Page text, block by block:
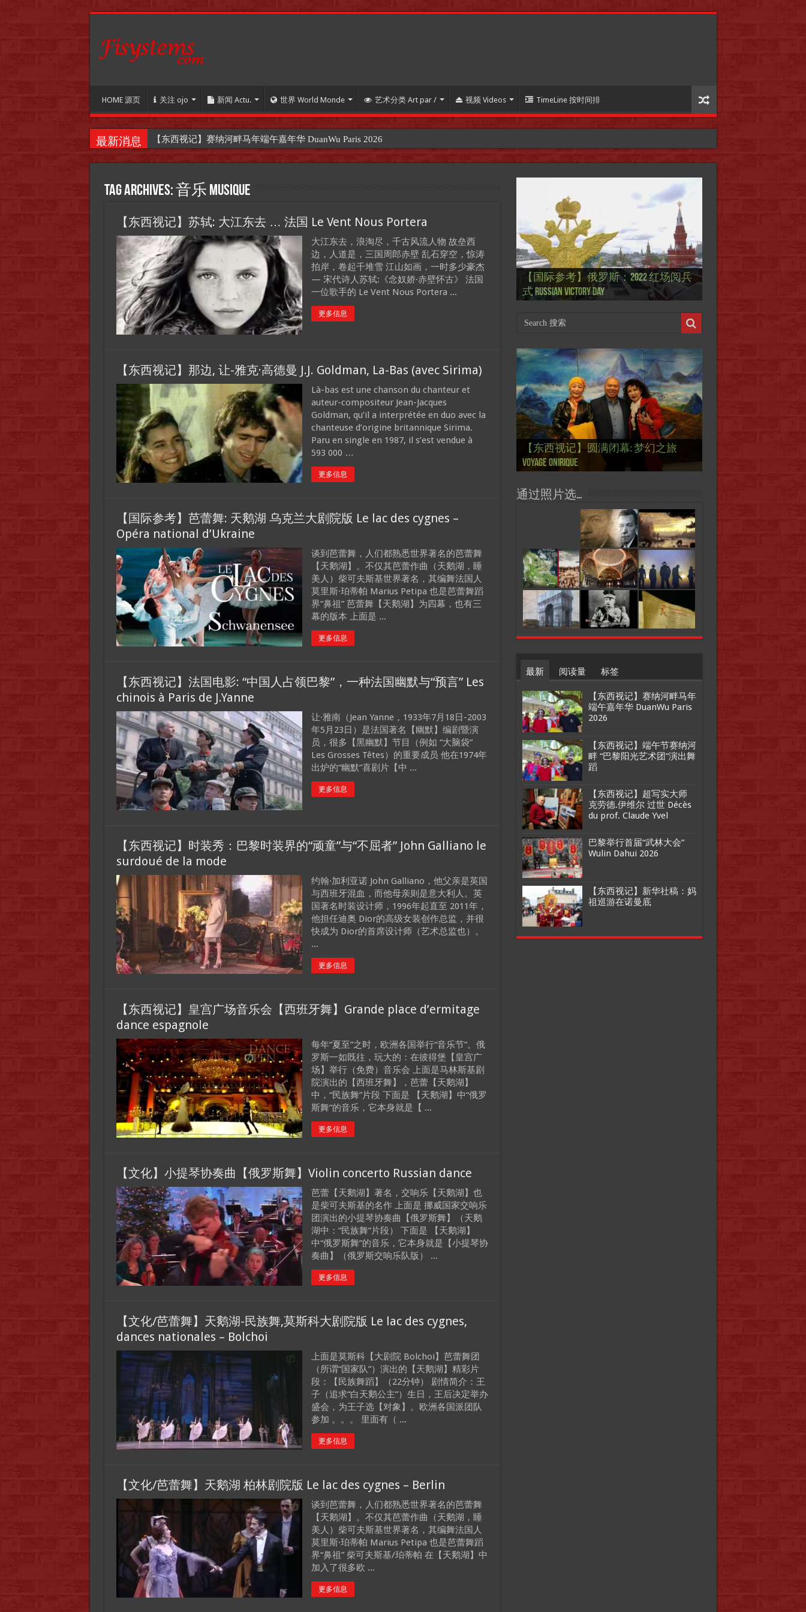
HOME 源页 关注 ojo 新闻 Actu. 世界 World Monde 艺术分类 Art par / 视频 Videos TimeLine 按时间排
最新消息 【东西视记】赛纳河畔马年端午嘉年华 DuanWu Paris 2026
Tag Archives:音乐 Musique
【东西视记】苏轼: 大江东去 … 法国 Le Vent Nous Portera
大江东去，浪淘尽，千古风流人物 故垒西
边，人道是，三国周郎赤壁 乱石穿空，惊涛
拍岸，卷起千堆雪 江山如画，一时多少豪杰
— 宋代诗人苏轼:《念奴娇·赤壁怀古》 法国
一位歌手的 Le Vent Nous Portera ...
更多信息
【东西视记】那边, 让-雅克·高德曼 J.J. Goldman, La-Bas (avec Sirima)
Là-bas est une chanson du chanteur et
auteur-compositeur Jean-Jacques
Goldman, qu’il a interprétée en duo avec la
chanteuse d’origine britannique Sirima.
Paru en single en 1987, il s’est vendue à
593 000 …
更多信息
【国际参考】芭蕾舞: 天鹅湖 乌克兰大剧院版 Le lac des cygnes –
Opéra national d’Ukraine
谈到芭蕾舞，人们都熟悉世界著名的芭蕾舞
【天鹅湖】。不仅其芭蕾作曲（天鹅湖，睡
美人）柴可夫斯基世界著名，其编舞法国人
莫里斯·珀蒂帕 Marius Petipa 也是芭蕾舞蹈
界“鼻祖” 芭蕾舞【天鹅湖】为四幕，也有三
幕的版本 上面是 ...
更多信息
【东西视记】法国电影: “中国人占领巴黎”，一种法国幽默与“预言” Les
chinois à Paris de J.Yanne
让·雅南（Jean Yanne，1933年7月18日-2003
年5月23日）是法国著名【幽默】编剧暨演
员，很多【黑幽默】节目（例如 “大脑袋”
Les Grosses Têtes）的重要成员 他在1974年
出炉的“幽默”喜剧片【中 ...
更多信息
【东西视记】时装秀：巴黎时装界的“顽童”与“不屈者” John Galliano le
surdoué de la mode
约翰·加利亚诺 John Galliano，他父亲是英国
与西班牙混血，而他母亲则是意大利人。英
国著名时装设计师，1996年起直至 2011年，
他担任迪奥 Dior的高级女装创作总监，并很
快成为 Dior的首席设计师（艺术总监也）。
...
更多信息
【东西视记】皇宫广场音乐会【西班牙舞】Grande place d’ermitage
dance espagnole
每年“夏至”之时，欧洲各国举行“音乐节”。俄
罗斯一如既往，玩大的：在彼得堡【皇宫广
场】举行（免费）音乐会 上面是马林斯基剧
院演出的【西班牙舞】，芭蕾【天鹅湖】
中，“民族舞”片段 下面是 【天鹅湖】中“俄罗
斯舞”的音乐，它本身就是【 ...
更多信息
【文化】小提琴协奏曲【俄罗斯舞】Violin concerto Russian dance
芭蕾【天鹅湖】著名，交响乐【天鹅湖】也
是柴可夫斯基的名作 上面是 挪威国家交响乐
团演出的小提琴协奏曲【俄罗斯舞】（天鹅
湖中：“民族舞”片段） 下面是 【天鹅湖】
中“俄罗斯舞”的音乐，它本身就是【小提琴协
奏曲】（俄罗斯交响乐队版） ...
更多信息
【文化/芭蕾舞】天鹅湖-民族舞,莫斯科大剧院版 Le lac des cygnes,
dances nationales – Bolchoi
上面是莫斯科【大剧院 Bolchoi】芭蕾舞团
（所谓“国家队”）演出的【天鹅湖】精彩片
段：【民族舞蹈】（22分钟） 剧情简介：王
子（追求“白天鹅公主”）生日，王后决定举办
盛会，为王子选【对象】。欧洲各国派团队
参加 。。。 里面有（ ...
更多信息
【文化/芭蕾舞】天鹅湖 柏林剧院版 Le lac des cygnes – Berlin
谈到芭蕾舞，人们都熟悉世界著名的芭蕾舞
【天鹅湖】。不仅其芭蕾作曲（天鹅湖，睡
美人）柴可夫斯基世界著名，其编舞法国人
莫里斯·珀蒂帕 Marius Petipa 也是芭蕾舞蹈
界“鼻祖” 柴可夫斯基/珀蒂帕 在【天鹅湖】中
加入了很多欧 ...
更多信息
【国际参考】俄罗斯：2022 红场阅兵
式 Russian Victory Day
【国际参考】”戏剧性“服装设计师
Thierry Mugler 蒂埃里.穆勒 去世, 享年 73
岁
【国际参考】海湖庄园: Xi & Trump 内幕
Mar-a-Lago leak
【东西视记】1937年的毕加索, 海明威,
肯尼迪 1937 – La fin de l’innocence (2/2)
【东西视记】1937年的毕加索, 海明威,
肯尼迪 1937 – La fin de l’innocence (1/2)
【东西视记】1961年4月12日 尤里·加加
林 成为第一“太空人”
【东西视记】圆满闭幕: 梦幻之旅
Voyage onirique
【东西视记】开幕：唐恽鉎 Michel
Tong, 梦幻之旅 Voyage onirique
【东西视记】展讯：唐恽鉎 Michel
Tong, 梦幻之旅 Voyage onirique
【跨年晚会】祝各位 佳年快乐 Bonne
année 2023, Le feu d’artifice de Paris
【一画一故事】唐恽鉎 Michel Tong One
Painting One Story
【一画一故事】林象元 Lin XiangYuan One
Painting One Story
【国际参考】芭蕾舞: 天鹅湖 乌克兰
大剧院版 Le lac des cygnes – Opéra national
d’Ukraine
【国际参考】巴黎政府举行“新年晚
会” Soirée musicale à la mairie du 13e le 8
Février
【国际参考】巴黎“艺术之都”展将于2
月12日揭幕 Art Capital s’ouvre le 12 Février
【东西视记】法国电影: “中国人占领
巴黎”，一种法国幽默与“预言” Les
chinois à Paris de J.Yanne
【东西视记】时装秀：巴黎时装界
的“顽童”与“不屈者” John Galliano le
surdoué de la mode
【东西视记】法国“复兴会”式【艺术
桥展】 Expo. que “RENAISSANCE” aurait pu
organiser
通过照片选…
最新 阅读量 标签
【东西视记】赛纳河畔马年
端午嘉年华 DuanWu Paris
2026
【东西视记】端午节赛纳河
畔 “巴黎阳光艺术团”演出舞
蹈
【东西视记】超写实大师
克劳德.伊维尔 过世 Décès
du prof. Claude Yvel
巴黎举行首届“武林大会”
Wulin Dahui 2026
【东西视记】新华社稿：妈
祖巡游在诺曼底